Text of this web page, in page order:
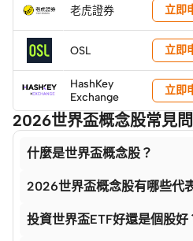
老虎證券 立即
OSL 立即
HashKey
Exchange
立即
2026世界盃概念股常見
什麼是世界盃概念股？
2026世界盃概念股有哪些代
投資世界盃ETF好還是個股好